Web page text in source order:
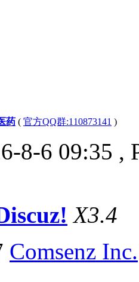
药 ( 官方QQ群:110873141 )
8-6 09:35 ,
X3.4
Comsenz Inc.